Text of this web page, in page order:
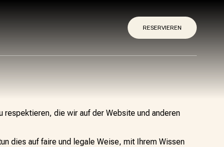
RESERVIEREN
respektieren, die wir auf der Website und anderen
dies auf faire und legale Weise, mit Ihrem Wissen